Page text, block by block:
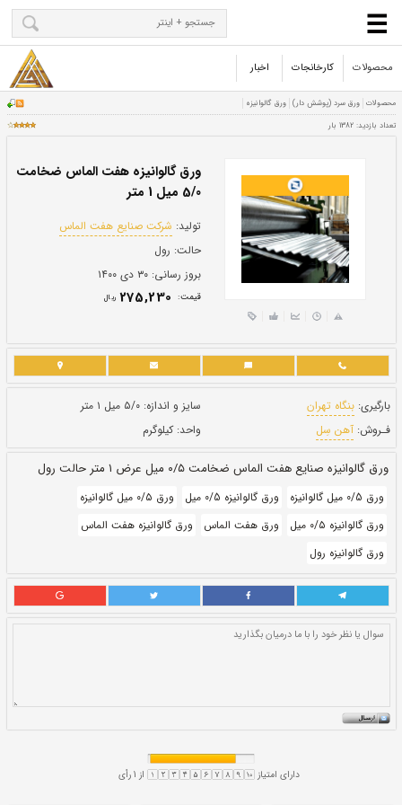
محصولات کارخانجات اخبار
ورق گالوانیزه هفت الماس ضخامت
5/0 میل 1 متر
تولید:شرکت صنایع هفت الماس
حالت:
بروز رسانی:
قيمت: 275,230ريال
واحد:کیلوگرم